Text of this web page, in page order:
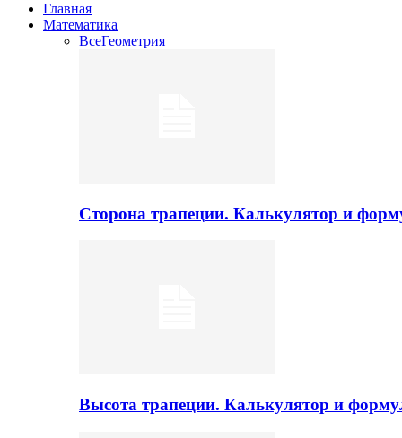
Главная
Математика
ВсеГеометрия
Сторона трапеции. Калькулятор и
Высота трапеции. Калькулятор и